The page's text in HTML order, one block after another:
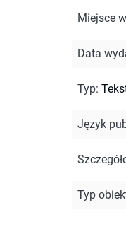
Miejsce
Data
Typ:
Język
Typ